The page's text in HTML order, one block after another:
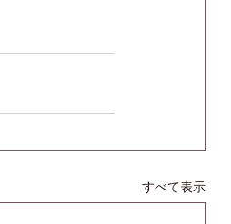
すべて表示